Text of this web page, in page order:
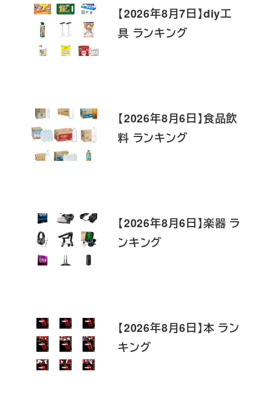
【2026年8月7日】diy工
具 ランキング
【2026年8月6日】食品飲
料 ランキング
【2026年8月6日】楽器 ラ
ンキング
【2026年8月6日】本 ラン
キング